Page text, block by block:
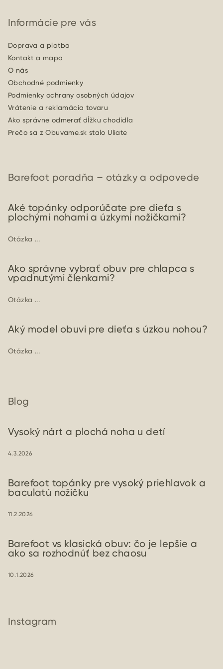
Informácie pre vás
Doprava a platba
Kontakt a mapa
O nás
Obchodné podmienky
Podmienky ochrany osobných údajov
Vrátenie a reklamácia tovaru
Ako správne odmerať dĺžku chodidla
Prečo sa z Obuvame.sk stalo Uliate
Barefoot poradňa – otázky a odpovede
Aké topánky odporúčate pre dieťa s
plochými nohami a úzkymi nožičkami?
Otázka ...
Ako správne vybrať obuv pre chlapca s
vpadnutými členkami?
Otázka ...
Aký model obuvi pre dieťa s úzkou nohou?
Otázka ...
Blog
Vysoký nárt a plochá noha u detí
4.3.2026
Barefoot topánky pre vysoký priehlavok a
baculatú nožičku
11.2.2026
Barefoot vs klasická obuv: čo je lepšie a
ako sa rozhodnúť bez chaosu
10.1.2026
Instagram